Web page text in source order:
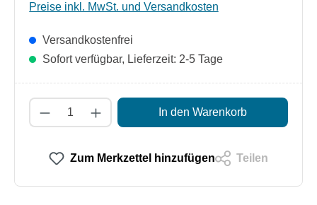
Preise inkl. MwSt. und Versandkosten
Versandkostenfrei
Sofort verfügbar, Lieferzeit: 2-5 Tage
Produkt Anzahl: Gib den gewünschten
In den Warenkorb
Zum Merkzettel hinzufügen Teilen